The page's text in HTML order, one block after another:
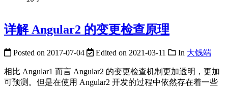
详解 Angular2 的变更检查原理
Posted on 2017-07-04 Edited on 2021-03-11 In 大钱端
相比 Angular1 而言 Angular2 的变更检查机制更加透明，更加
可预测。但是在使用 Angular2 开发的过程中依然存在着一些